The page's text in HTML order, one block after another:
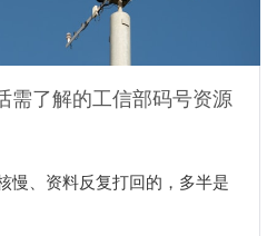
需了解的工信部码号资源
慢、资料反复打回的，多半是